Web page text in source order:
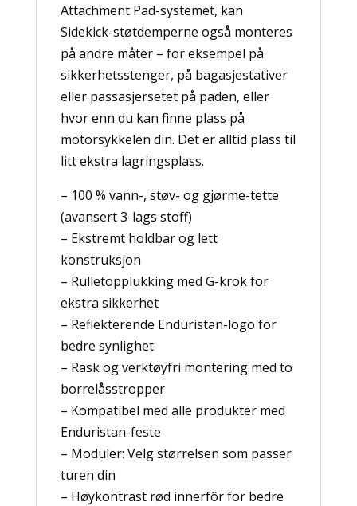
Attachment Pad-systemet, kan
Sidekick-støtdemperne også monteres
på andre måter – for eksempel på
sikkerhetsstenger, på bagasjestativer
eller passasjersetet på paden, eller
hvor enn du kan finne plass på
motorsykkelen din. Det er alltid plass til
litt ekstra lagringsplass.
– 100 % vann-, støv- og gjørme-tette
(avansert 3-lags stoff)
– Ekstremt holdbar og lett
konstruksjon
– Rulletopplukking med G-krok for
ekstra sikkerhet
– Reflekterende Enduristan-logo for
bedre synlighet
– Rask og verktøyfri montering med to
borrelåsstropper
– Kompatibel med alle produkter med
Enduristan-feste
– Moduler: Velg størrelsen som passer
turen din
– Høykontrast rød innerfôr for bedre